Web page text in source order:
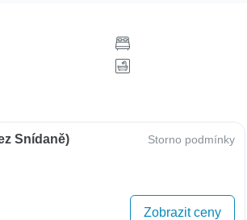
Snídaně) Storno podmínky
Zobrazit ceny